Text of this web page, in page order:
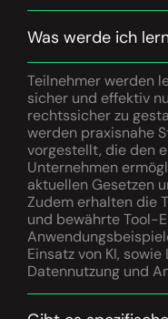
Was werde ich
Teilnehmer werden
sicher und effektiv
rechtssicher zu
werden praxisnahe
vorgestellt, die den
Unternehmen
aktuellen Gesetzen
Zudem erhalten die
und bewährte Tool-
Einsatz von KI,
Datennutzung und